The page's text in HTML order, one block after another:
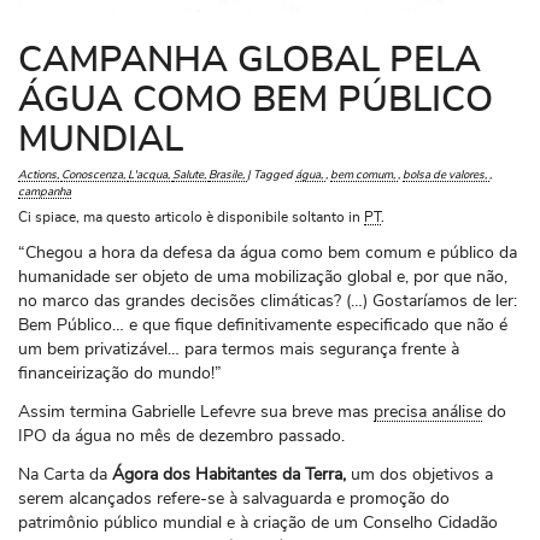
CAMPANHA GLOBAL PELA
ÁGUA COMO BEM PÚBLICO
MUNDIAL
Actions Conoscenza L'acqua Salute Brasile | Tagged água bem comum bolsa de valores
campanha
Ci spiace, ma questo articolo è disponibile soltanto in PT.
“Chegou a hora da defesa da água como bem comum e público da
humanidade ser objeto de uma mobilização global e, por que não,
no marco das grandes decisões climáticas? (…) Gostaríamos de ler:
Bem Público… e que fique definitivamente especificado que não é
um bem privatizável… para termos mais segurança frente à
financeirização do mundo!”
Assim termina Gabrielle Lefevre sua breve mas precisa análise do
IPO da água no mês de dezembro passado.
Na Carta da Ágora dos Habitantes da Terra, um dos objetivos a
serem alcançados refere-se à salvaguarda e promoção do
patrimônio público mundial e à criação de um Conselho Cidadão